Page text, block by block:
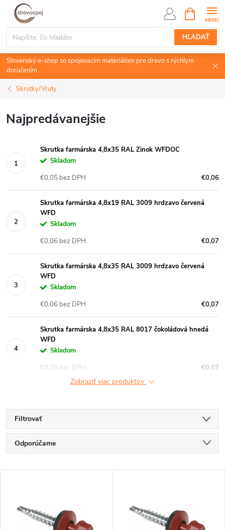
Prejsť
obsah
HĽADAŤ
KOŠÍK
Slovenský e-shop so spojovacím materiálom pre drevo s rýchlym
doručením
Skrutky/Vruty
Najpredávanejšie
Skrutka farmárska 4,8x35 RAL Zinok WFDOC
Skladom
€0,06
€0,05 bez DPH
Skrutka farmárska 4,8x19 RAL 3009 hrdzavo červená
WFD
Skladom
€0,07
€0,06 bez DPH
Skrutka farmárska 4,8x35 RAL 3009 hrdzavo červená
WFD
Skladom
€0,07
€0,06 bez DPH
Skrutka farmárska 4,8x35 RAL 8017 čokoládová hnedá
WFD
Skladom
€0,07
€0,06 bez DPH
Zobraziť viac produktov
Filtrovať
R
a
Odporúčame
Abecedne